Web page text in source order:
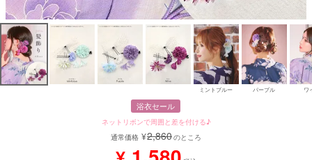
ミントブルー パープル ワ
浴衣セール
ネットリボンで周囲と差を付ける♪
通常価格 ¥2,860のところ